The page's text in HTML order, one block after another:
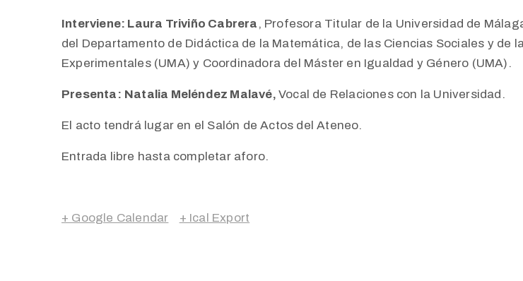
Interviene: Laura Triviño Cabrera , Profesora Titular de la Universidad de
del Departamento de Didáctica de la Matemática, de las Ciencias Sociales y de
Experimentales (UMA) y Coordinadora del Máster en Igualdad y Género (UMA).
Presenta: Natalia Meléndez Malavé,Vocal de Relaciones con la Universidad.
El acto tendrá lugar en el Salón de Actos del Ateneo.
Entrada libre hasta completar aforo.
+ Google Calendar + Ical Export